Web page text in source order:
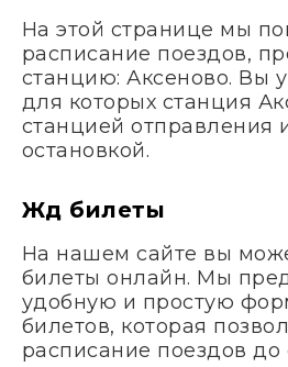
На этой странице мы
расписание поездов,
станцию: Аксеново. Вы
для которых станция
станцией отправления
остановкой.
Жд билеты
На нашем сайте вы
билеты онлайн. Мы
удобную и простую
билетов, которая
расписание поездов до